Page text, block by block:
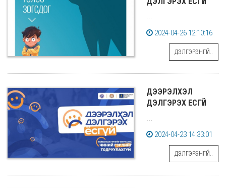
...
2024-04-26 12:10:16
ДЭЛГЭРЭНГҮЙ..
ДЭЭРЭЛХЭЛ
ДЭЛГЭРЭХ ЕСГҮЙ
...
2024-04-23 14:33:01
ДЭЛГЭРЭНГҮЙ..